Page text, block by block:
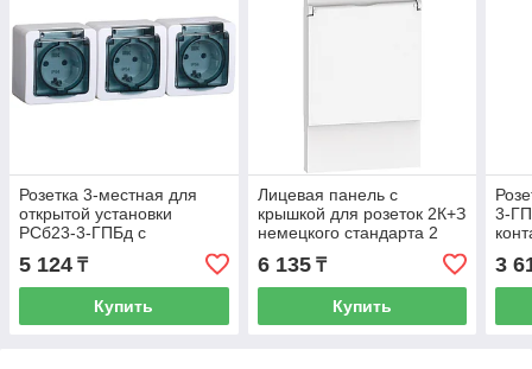
Розетка 3-местная для
открытой установки
РСб23-3-ГПБд с
заземляющим контактом
IP54 ГЕРМЕС PLUS (цвет
крышки:
5 124 ₸
Купить
Лицевая панель с
крышкой для розеток 2К+З
немецкого стандарта 2
модуля.Цвет Белый
LIVING NOW
Bticino/KW04P/
6 135₸
Купить
3-
3